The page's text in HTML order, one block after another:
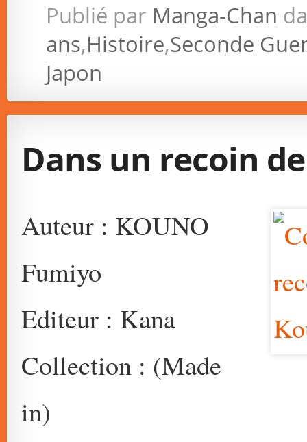
Publié par Manga-Chan
ans,Histoire,Seconde
Japon
Dans un recoin
Auteur : KOUNO
Fumiyo
Editeur : Kana
Collection : (Made
in)